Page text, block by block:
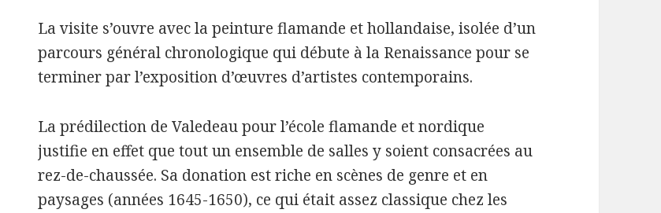
La visite s’ouvre avec la peinture flamande et hollandaise, isolée d’un
parcours général chronologique qui débute à la Renaissance pour se
terminer par l’exposition d’œuvres d’artistes contemporains.
La prédilection de Valedeau pour l’école flamande et nordique
justifie en effet que tout un ensemble de salles y soient consacrées au
rez-de-chaussée. Sa donation est riche en scènes de genre et en
paysages (années 1645-1650), ce qui était assez classique chez les